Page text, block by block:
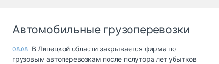
Автомобильные грузоперевозки
08.08 В Липецкой области закрывается фирма по
грузовым автоперевозкам после полутора лет убытков